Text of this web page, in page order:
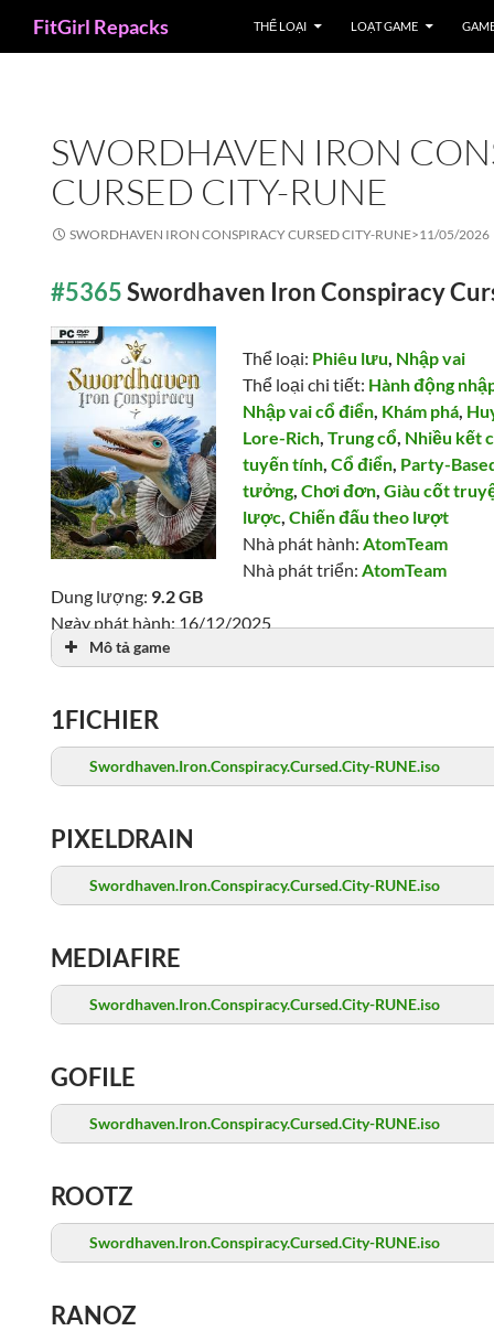
FitGirl Repacks THỂ LOẠI LOẠT GAME
SWORDHAVEN IRON
CURSED CITY-RUNE
SWORDHAVEN IRON CONSPIRACY CURSED CITY-RUNE>11/05/2026
#5365Swordhaven Iron Conspiracy
Thể loại: Phiêu lưu, Nhập vai
Thể loại chi tiết: Hành động
Nhập vai cổ điển, Khám phá,
Lore-Rich,Trung cổ, Nhiều kết
tuyến tính,Cổ điển, Party-
tưởng,Chơi đơn,Giàu cốt
lược,Chiến đấu theo lượt
Nhà phát hành:AtomTeam
Nhà phát triển:AtomTeam
Dung lượng: 9.2 GB
Ngày phát hành: 16/12/2025
Lượt xem: 1,294
Mô tả game
1FICHIER
Swordhaven.Iron.Conspiracy.Cursed.City-RUNE.iso
PIXELDRAIN
Swordhaven.Iron.Conspiracy.Cursed.City-RUNE.iso
MEDIAFIRE
Swordhaven.Iron.Conspiracy.Cursed.City-RUNE.iso
GOFILE
Swordhaven.Iron.Conspiracy.Cursed.City-RUNE.iso
ROOTZ
Swordhaven.Iron.Conspiracy.Cursed.City-RUNE.iso
RANOZ